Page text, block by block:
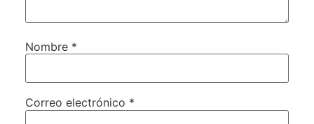
Nombre *
Correo electrónico *